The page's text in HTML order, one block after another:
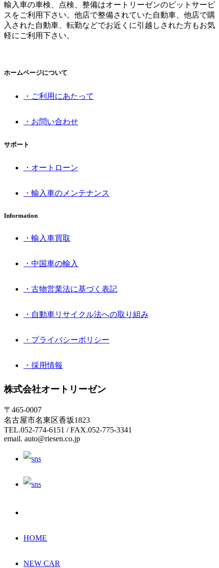
輸入車の車検、点検、整備はオートリーゼンのピットサービ
スをご利用下さい。他店で整備されていた自動車、他店で購
入された自動車、転勤などでお近くに引越しされた方もお気
軽にご利用下さい。
ホームページについて
・ご利用にあたって
・お問い合わせ
サポート
・オートローン
・輸入車のメンテナンス
Information
・輸入車買取
・中国車の輸入
・古物営業法に基づく表記
・自動車リサイクル法への取り組み
・プライバシーポリシー
・採用情報
株式会社オートリーゼン
〒465-0007
名古屋市名東区香坂1823
TEL.052-774-6151 / FAX.052-775-3341
email. auto@riesen.co.jp
HOME
NEW CAR